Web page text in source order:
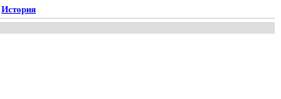
История